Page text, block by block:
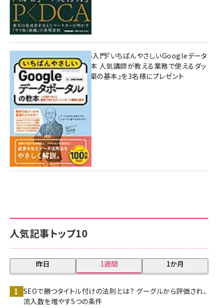
人気記事トップ10
昨日 1週間 1か月
SEOで勝つタイトル付けの法則とは？ グーグルから評価され、
流入数を増やす5つの条件
無料BIツール入門『いちばんやさしいGoogleデータ
ポータルの教本 人気講師が教える業務で使えるダッ
シュボード構築の基本』を3名様にプレゼント
7月31日 10:00